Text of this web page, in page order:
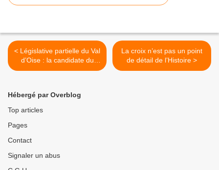
< Législative partielle du Val
d’Oise : la candidate du
Parti de la France
chute à 10 %
La croix n’est pas un point
de détail de l’Histoire >
Hébergé par Overblog
Top articles
Pages
Contact
Signaler un abus